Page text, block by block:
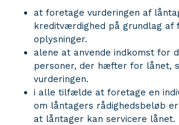
at foretage vurderingen af
kreditværdighed på grundlag af
oplysninger.
alene at anvende indkomst for
personer, der hæfter for lånet,
vurderingen.
i alle tilfælde at foretage en
om låntagers rådighedsbeløb
at låntager kan servicere lånet.